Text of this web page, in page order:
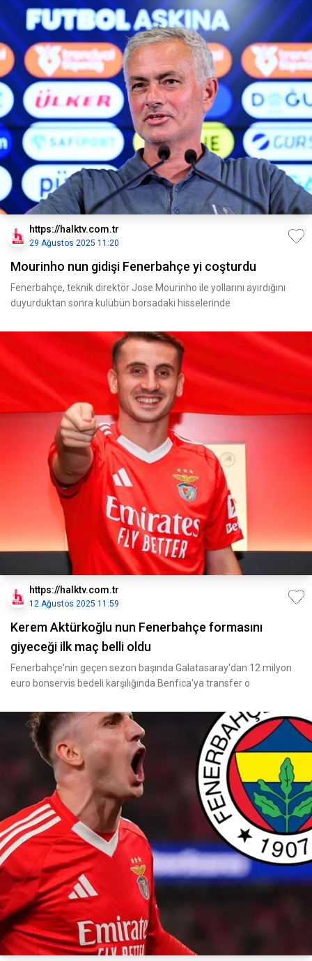
https://halktv.com.tr
29 Ağustos 2025 11:20
Mourinho nun gidişi Fenerbahçe yi coşturdu
Fenerbahçe, teknik direktör Jose Mourinho ile yollarını ayırdığını
duyurduktan sonra kulübün borsadaki hisselerinde
https://halktv.com.tr
12 Ağustos 2025 11:59
Kerem Aktürkoğlu nun Fenerbahçe formasını
giyeceği ilk maç belli oldu
Fenerbahçe'nin geçen sezon başında Galatasaray'dan 12 milyon
euro bonservis bedeli karşılığında Benfica'ya transfer o